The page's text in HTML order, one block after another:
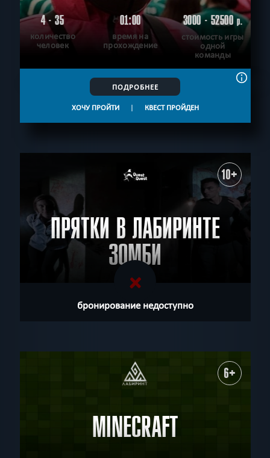
4 - 35
количество
человек
01:00
время на
прохождение
3000 - 52500р.
стоимость игры
одной
команды
ПОДРОБНЕЕ
ХОЧУ ПРОЙТИ | КВЕСТ ПРОЙДЕН
10+
ПРЯТКИ В ЛАБИРИНТЕ
ЗОМБИ
бронирование недоступно
6+
MINECRAFT